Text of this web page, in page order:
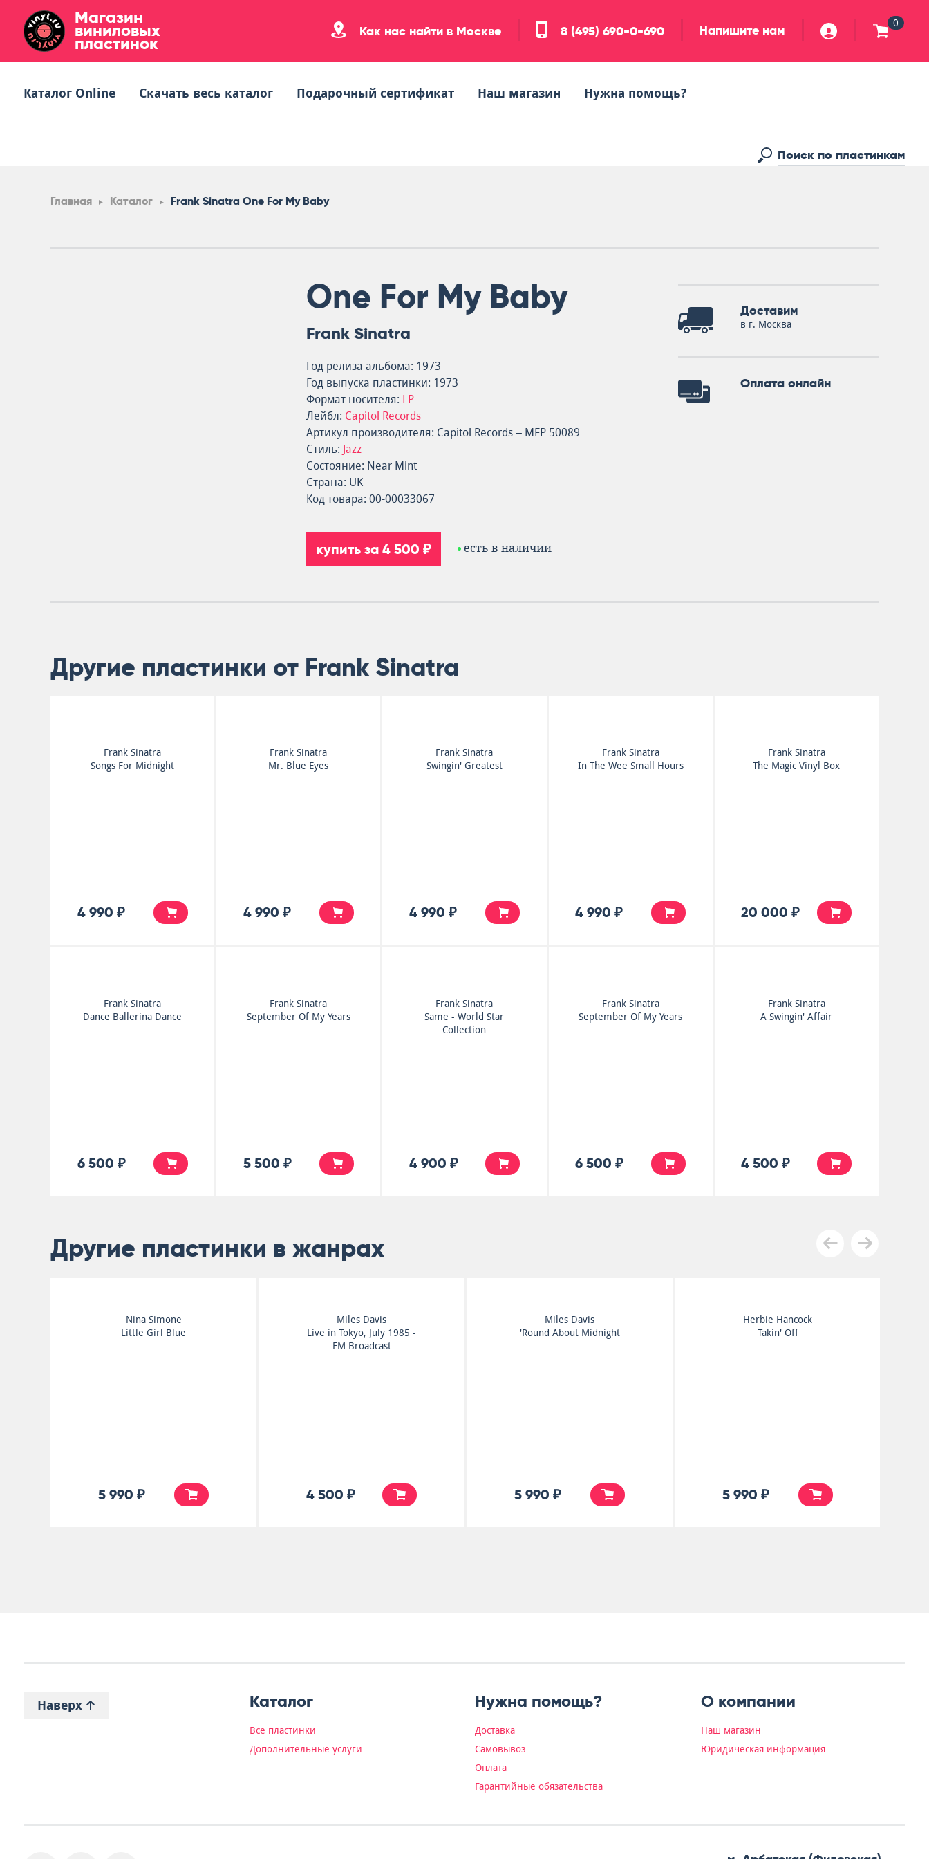
Магазин
виниловых
пластинок
Как нас найти в Москве 8 (495) 690-0-690 Напишите нам 0
Каталог Online Скачать весь каталог Подарочный сертификат Наш магазин Нужна помощь?
Главная Каталог Frank Sinatra One For My Baby
One For My Baby
Frank Sinatra
Год релиза альбома: 1973
Год выпуска пластинки: 1973
Формат носителя: LP
Лейбл: Capitol Records
Артикул производителя: Capitol Records – MFP 50089
Стиль: Jazz
Состояние: Near Mint
Страна: UK
Код товара: 00-00033067
купить за 4 500 ₽ есть в наличии
Доставим
в г. Москва
Оплата онлайн
Другие пластинки от Frank Sinatra
Frank Sinatra
Songs For Midnight
4 990 ₽
Frank Sinatra
Mr. Blue Eyes
4 990 ₽
Frank Sinatra
Swingin' Greatest
4 990 ₽
Frank Sinatra
In The Wee Small Hours
4 990 ₽
Frank Sinatra
The Magic Vinyl Box
20 000 ₽
Frank Sinatra
Dance Ballerina Dance
6 500 ₽
Frank Sinatra
September Of My Years
5 500 ₽
Frank Sinatra
Same - World Star
Collection
4 900 ₽
Frank Sinatra
September Of My Years
6 500 ₽
Frank Sinatra
A Swingin' Affair
4 500 ₽
Другие пластинки в жанрах
Miles Davis
'Round About Midnight
5 990 ₽
Herbie Hancock
Takin' Off
5 990 ₽
Johnny Griffin Sextet
Johnny Griffin Sextet
5 990 ₽
Thelonious Monk
Thelonious Monk Trio
5 990 ₽
Наверх Каталог
Все пластинки
Дополнительные услуги
Нужна помощь?
Доставка
Самовывоз
Оплата
Гарантийные обязательства
О компании
Наш магазин
Юридическая информация